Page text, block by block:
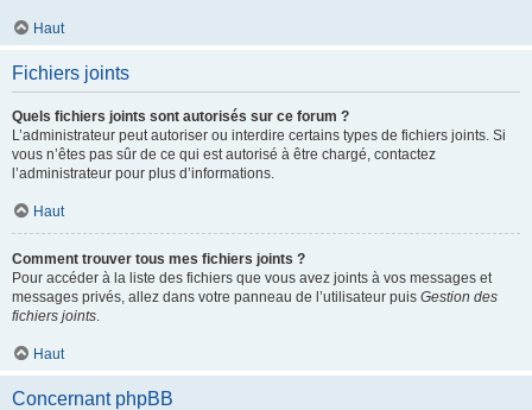
Haut
Fichiers joints
Quels fichiers joints sont autorisés sur ce forum ?
L’administrateur peut autoriser ou interdire certains types de fichiers joints. Si
vous n’êtes pas sûr de ce qui est autorisé à être chargé, contactez
l’administrateur pour plus d’informations.
Haut
Comment trouver tous mes fichiers joints ?
Pour accéder à la liste des fichiers que vous avez joints à vos messages et
messages privés, allez dans votre panneau de l’utilisateur puis Gestion des
fichiers joints.
Haut
Concernant phpBB